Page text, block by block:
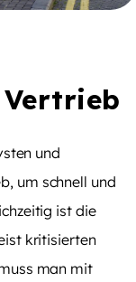
und
um schnell und
ist die
kritisierten
man mit